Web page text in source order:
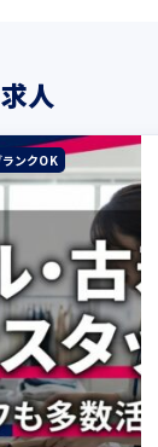
人
ランクOK